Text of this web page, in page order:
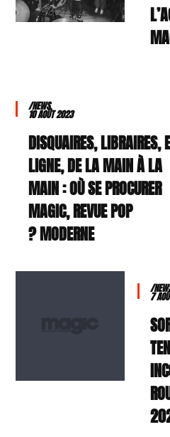
/NEWS
10 AOÛT 2023
DISQUAIRES, LIBRAIRES,
LIGNE, DE LA MAIN À LA
MAIN : OÙ SE PROCURER
MAGIC, REVUE POP
MODERNE ?
/
7